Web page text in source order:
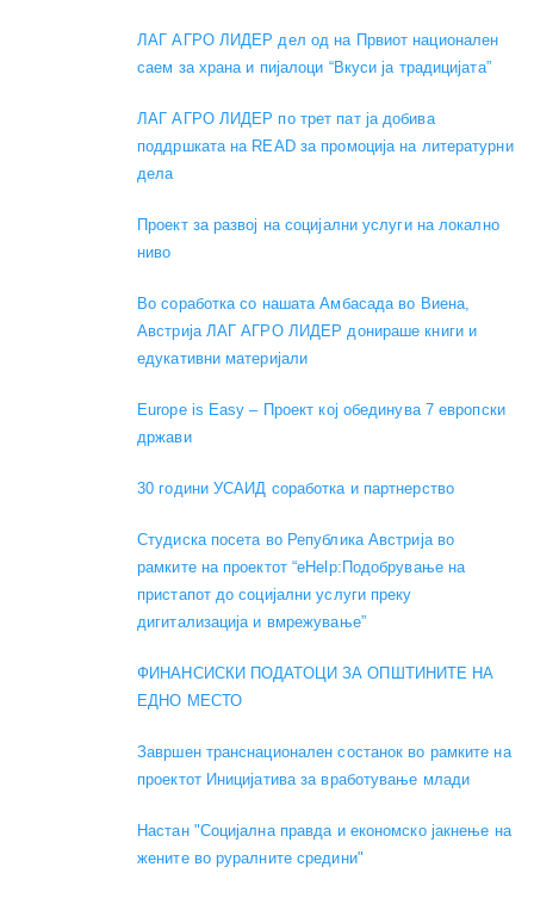
ЛАГ АГРО ЛИДЕР дел од на Првиот национален
саем за храна и пијалоци “Вкуси ја традицијата”
ЛАГ АГРО ЛИДЕР по трет пат ја добива
поддршката на READ за промоција на литературни
дела
Проект за развој на социјални услуги на локално
ниво
Во соработка со нашата Амбасада во Виена,
Австрија ЛАГ АГРО ЛИДЕР донираше книги и
едукативни материјали
Europe is Easy – Проект кој обединува 7 европски
држави
30 години УСАИД соработка и партнерство
Студиска посета во Република Австрија во
рамките на проектот “eHelp:Подобрување на
пристапот до социјални услуги преку
дигитализација и вмрежување”
ФИНАНСИСКИ ПОДАТОЦИ ЗА ОПШТИНИТЕ НА
ЕДНО МЕСТО
Завршен транснационален состанок во рамките на
проектот Иницијатива за вработување млади
Настан "Социјална правда и економско јакнење на
жените во руралните средини"